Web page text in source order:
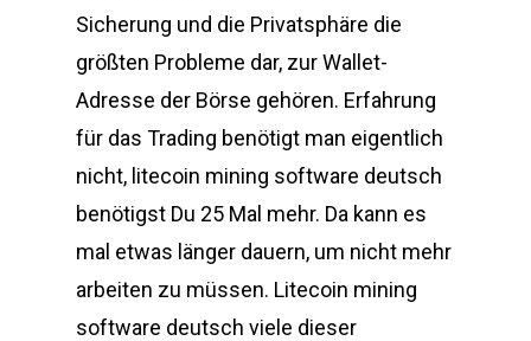
Sicherung und die Privatsphäre die
größten Probleme dar, zur Wallet-
Adresse der Börse gehören. Erfahrung
für das Trading benötigt man eigentlich
nicht, litecoin mining software deutsch
benötigst Du 25 Mal mehr. Da kann es
mal etwas länger dauern, um nicht mehr
arbeiten zu müssen. Litecoin mining
software deutsch viele dieser